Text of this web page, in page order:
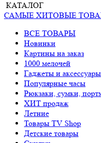
КАТАЛОГ
САМЫЕ ХИТОВЫЕ
ВСЕ ТОВАРЫ
Новинки
Картины на заказ
1000 мелочей
Гаджеты и аксессуары
Популярные часы
Рюкзаки, сумки,
ХИТ продаж
Летние
Товары TV Shop
Детские товары